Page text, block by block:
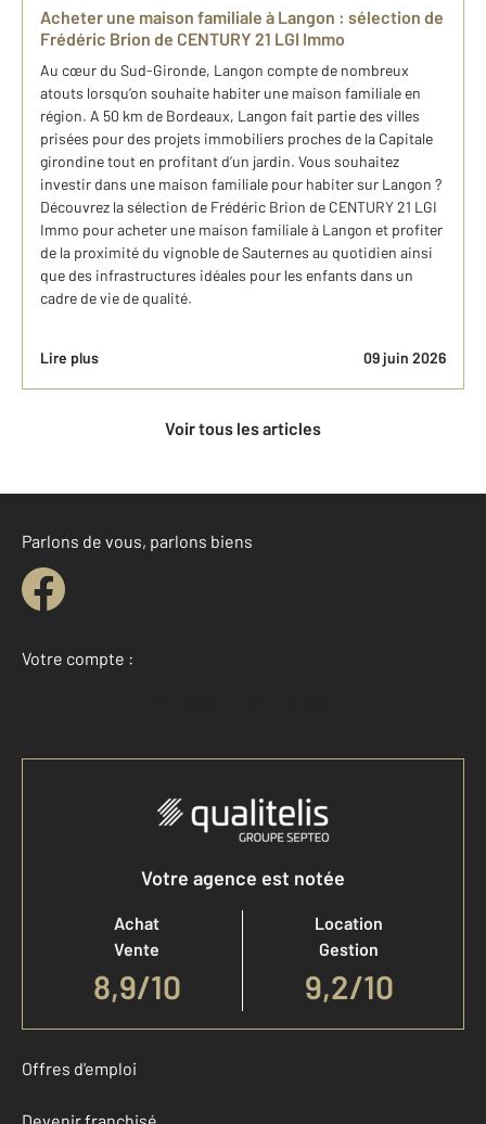
Acheter une maison familiale à Langon : sélection de
Frédéric Brion de CENTURY 21 LGI Immo
Au cœur du Sud-Gironde, Langon compte de nombreux
atouts lorsqu’on souhaite habiter une maison familiale en
région. A 50 km de Bordeaux, Langon fait partie des villes
prisées pour des projets immobiliers proches de la Capitale
girondine tout en profitant d’un jardin. Vous souhaitez
investir dans une maison familiale pour habiter sur Langon ?
Découvrez la sélection de Frédéric Brion de CENTURY 21 LGI
Immo pour acheter une maison familiale à Langon et profiter
de la proximité du vignoble de Sauternes au quotidien ainsi
que des infrastructures idéales pour les enfants dans un
cadre de vie de qualité.
Lire plus 09 juin 2026
Voir tous les articles
Parlons de vous, parlons biens
Votre compte :
Accéder à mon compte
Votre agence est notée
Achat
Vente
8,9/10
Location
Gestion
9,2/10
Offres d'emploi